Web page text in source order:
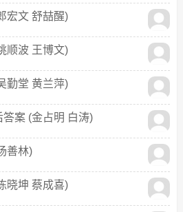
宏文 舒喆醒)
顺波 王博文)
勤堂 黄兰萍)
案 (金占明 白涛)
善林)
晓坤 蔡成喜)